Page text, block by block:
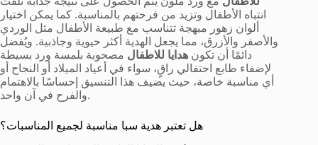
انتباه الأطفال وتزيد من فرحتهم بالمناسبة. كما يمكن اختيار
ألوان زهور مبهجة تتناسب مع طبيعة الأطفال مثل الوردي
والأصفر والأزرق، مما يجعل الهدية أكثر حيوية وجاذبية. ويُفضل
دائمًا أن تكون هدايا للاطفال مصحوبة بلمسة ورد بسيطة
لإضفاء طابع احتفالي راقٍ، سواء في أعياد الميلاد أو النجاح أو
أي مناسبة خاصة، حيث يضيف هذا التنسيق إحساسًا بالاهتمام
والفرح في آن واحد.
هل تعتبر هدية سبا مناسبة لجميع المناسبات؟